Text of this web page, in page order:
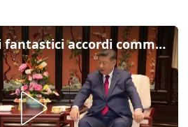
Trump: "Conclusi fantastici accordi commerciali con Xi"